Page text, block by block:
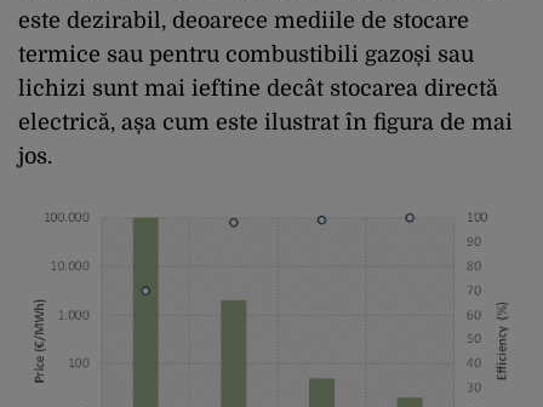
este dezirabil, deoarece mediile de stocare
termice sau pentru combustibili gazoși sau
lichizi sunt mai ieftine decât stocarea directă
electrică, așa cum este ilustrat în figura de mai
jos.